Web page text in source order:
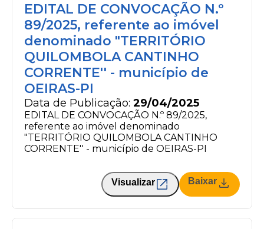
EDITAL DE CONVOCAÇÃO N.º
89/2025, referente ao imóvel
denominado "TERRITÓRIO
QUILOMBOLA CANTINHO
CORRENTE'' - município de
OEIRAS-PI
Data de Publicação: 29/04/2025
EDITAL DE CONVOCAÇÃO N.º 89/2025,
referente ao imóvel denominado
"TERRITÓRIO QUILOMBOLA CANTINHO
CORRENTE'' - município de OEIRAS-PI
Visualizar Baixar